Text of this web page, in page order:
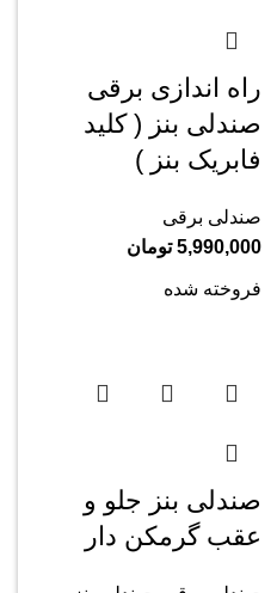
راه اندازی برقی
صندلی بنز ( کلید
فابریک بنز )
صندلی برقی
5,990,000 تومان
فروخته شده
صندلی بنز جلو و
عقب گرمکن دار